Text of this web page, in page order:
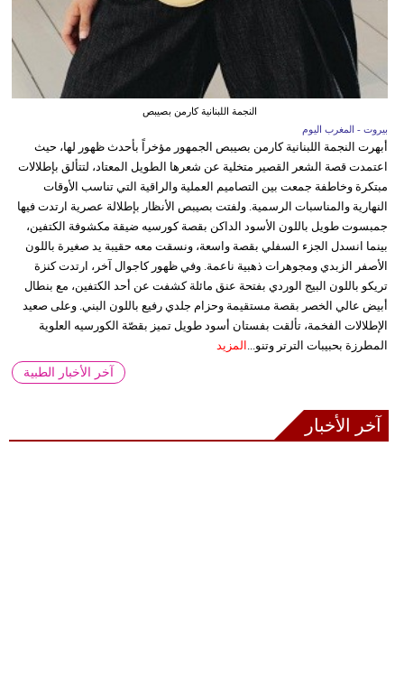
النجمة اللبنانية كارمن بصيبص
بيروت - المغرب اليوم
أبهرت النجمة اللبنانية كارمن بصيبص الجمهور مؤخراً بأحدث ظهور لها، حيث
اعتمدت قصة الشعر القصير متخلية عن شعرها الطويل المعتاد، لتتألق بإطلالات
مبتكرة وخاطفة جمعت بين التصاميم العملية والراقية التي تناسب الأوقات
النهارية والمناسبات الرسمية. ولفتت بصيبص الأنظار بإطلالة عصرية ارتدت فيها
جمبسوت طويل باللون الأسود الداكن بقصة كورسيه ضيقة مكشوفة الكتفين،
بينما انسدل الجزء السفلي بقصة واسعة، ونسقت معه حقيبة يد صغيرة باللون
الأصفر الزبدي ومجوهرات ذهبية ناعمة. وفي ظهور كاجوال آخر، ارتدت كنزة
تريكو باللون البيج الوردي بفتحة عنق مائلة كشفت عن أحد الكتفين، مع بنطال
أبيض عالي الخصر بقصة مستقيمة وحزام جلدي رفيع باللون البني. وعلى صعيد
الإطلالات الفخمة، تألقت بفستان أسود طويل تميز بقصّة الكورسيه العلوية
المطرزة بحبيبات الترتر وتنو...
المزيد
آخر الأخبار الطبية
آخر الأخبار